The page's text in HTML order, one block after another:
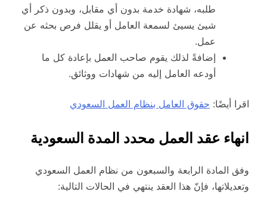
طلبه، شهادة خدمة بدون أي مقابل، وبدون ذكر أي
شيئ يسيئ لسمعة العامل أو يقلل فرص بحثه عن
عمل.
إضافةً لذلك يقوم صاحب العمل بإعادة كل ما
أودعه العامل إليه من شهادات ووثائق.
اقرا أيضًا: حقوق العامل بنظام العمل السعودي
انهاء عقد العمل محدد المدة السعودية
وفق المادة الرابعة والسبعون من نظام العمل السعودي
وتعديلاتها، فإنّ هذا العقد ينتهي في الحالات التالية: